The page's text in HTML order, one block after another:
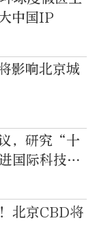
中国IP
影响北京城
，研究“十
国际科技创
北京CBD将